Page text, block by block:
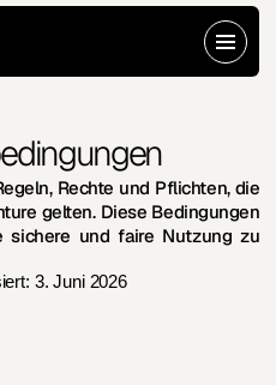
Rechte und Pflichten, die
gelten. Diese Bedingungen
und faire Nutzung zu
3. Juni 2026